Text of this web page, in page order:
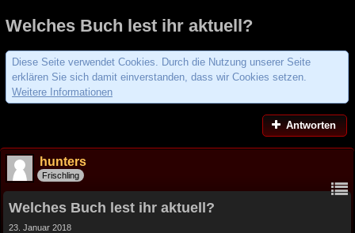
Welches Buch lest ihr aktuell?
Diese Seite verwendet Cookies. Durch die Nutzung unserer Seite
erklären Sie sich damit einverstanden, dass wir Cookies setzen.
Weitere Informationen
Antworten
hunters
Frischling
Welches Buch lest ihr aktuell?
23. Januar 2018